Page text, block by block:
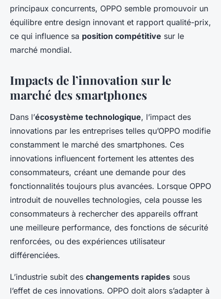
principaux concurrents, OPPO semble promouvoir un
équilibre entre design innovant et rapport qualité-prix,
ce qui influence sa position compétitive sur le
marché mondial.
Impacts de l’innovation sur le
marché des smartphones
Dans l’écosystème technologique, l’impact des
innovations par les entreprises telles qu’OPPO modifie
constamment le marché des smartphones. Ces
innovations influencent fortement les attentes des
consommateurs, créant une demande pour des
fonctionnalités toujours plus avancées. Lorsque OPPO
introduit de nouvelles technologies, cela pousse les
consommateurs à rechercher des appareils offrant
une meilleure performance, des fonctions de sécurité
renforcées, ou des expériences utilisateur
différenciées.
L’industrie subit des changements rapides sous
l’effet de ces innovations. OPPO doit alors s’adapter à